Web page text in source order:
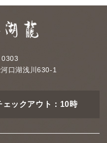
0303
口湖浅川630-1
ックアウト：10時